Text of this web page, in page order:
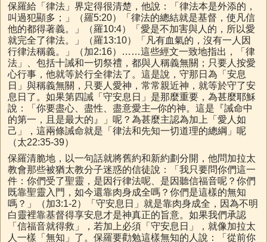
保羅給「律法」界定得很清楚，他說：「律法本是外添的，
叫過犯顯多；」（羅5:20）「律法的總結就是基督，使凡信
他的都得著義。」（羅10:4）「愛是不加害與人的，所以愛
就完全了律法。」（羅13:10）「凡有血氣的，沒有一人因
行律法稱義。」（加2:16）……這些經文一致地指出，「律
法」、包括十誡和一切祭禮，都與人稱義無關；只要人按愛
心行事，他就等於行全律法了。這是說，守那日為「安息
日」與稱義無關，只要人愛神，常常親近神，就等於守了安
息日了。如果第四誡「守安息日」是那麼重要，為甚麼耶穌
說：「你要盡心、盡性、盡意愛主─你的神。這是『誡命中
的第一，且是最大的』」呢？為甚麼主認為加上「愛人如
己」，這兩條誡命就是「律法和先知一切道理的總綱」呢
（太22:35-39）
保羅清脆地，以一句話就將舊約和新約劃分開，他問加拉太
教會那些被猶太教分子迷惑的信徒說：「我只要問你們這一
件：你們受了聖靈，是因行律法呢、是因聽信福音呢？你們
既靠聖靈入門，如今還靠肉身成全嗎？你們是這樣的無知
嗎？」（加3:1-2）「守安息日」就是靠肉身成全，因為不明
白靈裡靠基督得享安息才是神真正的旨意。如果我們承認
「信福音就得救」，若加上必須「守安息日」，就像加拉太
人一樣「無知」了。保羅要勸勉這樣無知的人說：「從前你